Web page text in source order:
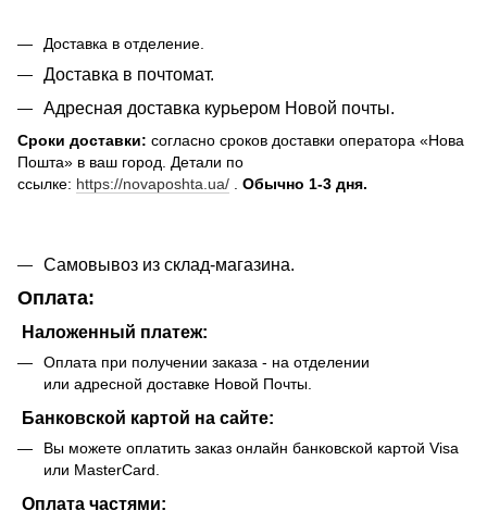
Доставка в отделение.
Доставка в почтомат.
Адресная доставка курьером Новой почты.
Сроки доставки: согласно сроков доставки оператора «Нова
Пошта» в ваш город. Детали по
ссылке: https://novaposhta.ua/ Обычно 1-3 дня.
Самовывоз из склад-магазина.
Оплата:
Наложенный платеж:
Оплата при получении заказа - на отделении
или адресной доставке Новой Почты.
Банковской картой на сайте:
Вы можете оплатить заказ онлайн банковской картой Visa
или MasterCard.
Оплата частями: